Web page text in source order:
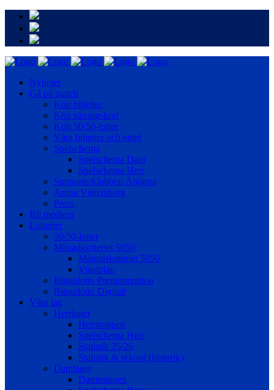
Nyheter
Gå på match
Köp biljetter
Köp säsongskort
Köp 50/50-lotter
Våra biljetter och entré
Spelschema
Spelschema Dam
Spelschema Herr
Supporterklubben Älgarna
Arena Vänersborg
Press
Bli medlem
Lotterier
50/50-lotter
Månadslotteriet 5050
Månadslotteriet 5050
Vinstplan
Bingolotto Prenumeration
Bingolotto Digitalt
Våra lag
Herrlaget
Herrtruppen
Spelschema Herr
Statistik 25/26
Statistik & rekord (historik)
Damlaget
Damtruppen